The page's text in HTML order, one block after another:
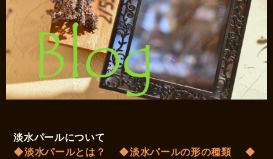
淡水パールについて
◆淡水パールとは？
◆淡水パールの形の種類
◆